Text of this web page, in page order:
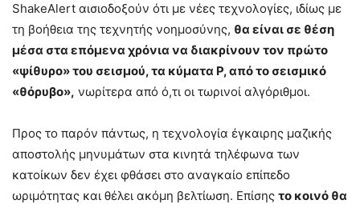
ShakeAlert αισιοδοξούν ότι με νέες τεχνολογίες, ιδίως με
τη βοήθεια της τεχνητής νοημοσύνης, θα είναι σε θέση
μέσα στα επόμενα χρόνια να διακρίνουν τον πρώτο
«ψίθυρο» του σεισμού, τα κύματα Ρ, από το σεισμικό
«θόρυβο», νωρίτερα από ό,τι οι τωρινοί αλγόριθμοι.
Προς το παρόν πάντως, η τεχνολογία έγκαιρης μαζικής
αποστολής μηνυμάτων στα κινητά τηλέφωνα των
κατοίκων δεν έχει φθάσει στο αναγκαίο επίπεδο
ωριμότητας και θέλει ακόμη βελτίωση. Επίσης το κοινό θα